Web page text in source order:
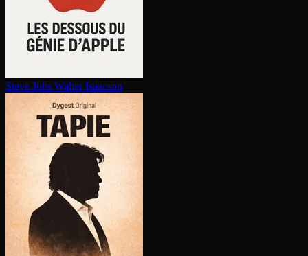
Steve Jobs Walter Isaacson